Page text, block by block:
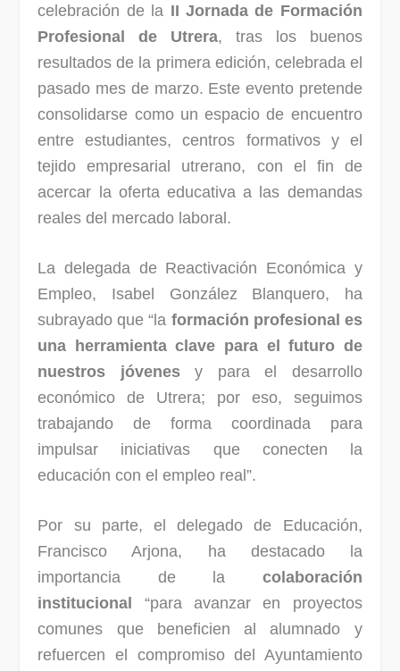
celebración de la II Jornada de Formación
Profesional de Utrera, tras los buenos
resultados de la primera edición, celebrada el
pasado mes de marzo. Este evento pretende
consolidarse como un espacio de encuentro
entre estudiantes, centros formativos y el
tejido empresarial utrerano, con el fin de
acercar la oferta educativa a las demandas
reales del mercado laboral.
La delegada de Reactivación Económica y
Empleo, Isabel González Blanquero, ha
subrayado que “la formación profesional es
una herramienta clave para el futuro de
nuestros jóvenesy para el desarrollo
económico de Utrera; por eso, seguimos
trabajando de forma coordinada para
impulsar iniciativas que conecten la
educación con el empleo real”.
Por su parte, el delegado de Educación,
Francisco Arjona, ha destacado la
importancia de la colaboración
institucional
“para avanzar en proyectos
comunes que beneficien al alumnado y
refuercen el compromiso del Ayuntamiento